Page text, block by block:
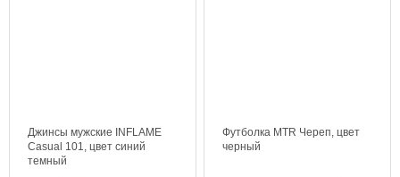
Джинсы мужские INFLAME
Casual 101, цвет синий
темный
Футболка MTR Череп, цвет
черный